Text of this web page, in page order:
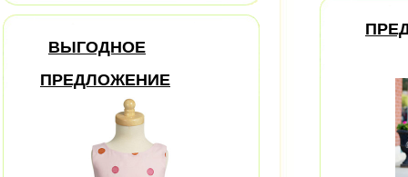
ВЫГОДНОЕ
ПРЕДЛОЖЕНИЕ